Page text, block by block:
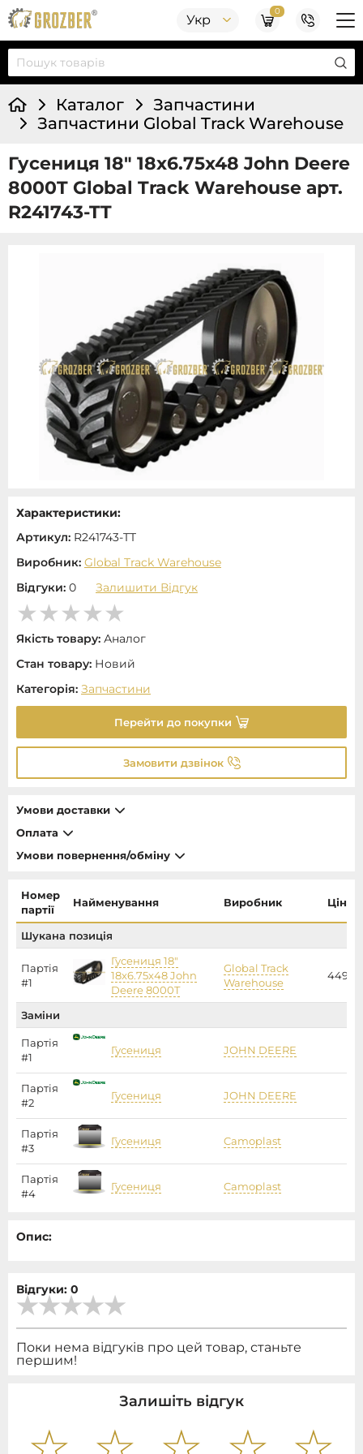
Укр
0
Каталог
Запчастини
Запчастини Global Track Warehouse
Гусениця 18" 18x6.75x48 John Deere
8000T Global Track Warehouse арт.
R241743-TT
Характеристики:
Артикул: R241743-TT
Виробник: Global Track Warehouse
Відгуки: 0 Залишити Відгук
Якість товару: Аналог
Стан товару: Новий
Категорія: Запчастини
Перейти до покупки
Замовити дзвінок
Умови доставки
Оплата
Умови повернення/обміну
Номер
партії
Найменування Виробник Ціна
Шукана позиція
Партія
#1
Гусениця 18"
18x6.75x48 John
Deere 8000T
Global Track
Warehouse
Заміни
Партія
#1
Гусениця JOHN DEERE
Партія
#2
Гусениця JOHN DEERE
Партія
#3
Гусениця Camoplast
Партія
#4
Гусениця Camoplast
Опис:
Відгуки: 0
Поки нема відгуків про цей товар, станьте
першим!
Залишіть відгук